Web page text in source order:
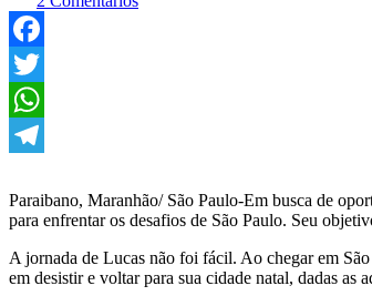
Facebook
Twitter
WhatsApp
Paraibano, Maranhão/ São Paulo-Em busca de
para enfrentar os desafios de São Paulo. Seu
A jornada de Lucas não foi fácil. Ao chegar em
em desistir e voltar para sua cidade natal, dadas as